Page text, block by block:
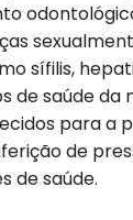
sífilis,
de saúde da
para a
de
de saúde.